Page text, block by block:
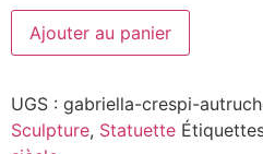
Ajouter au panier
UGS : gabriella-crespi-
Sculpture, Statuette